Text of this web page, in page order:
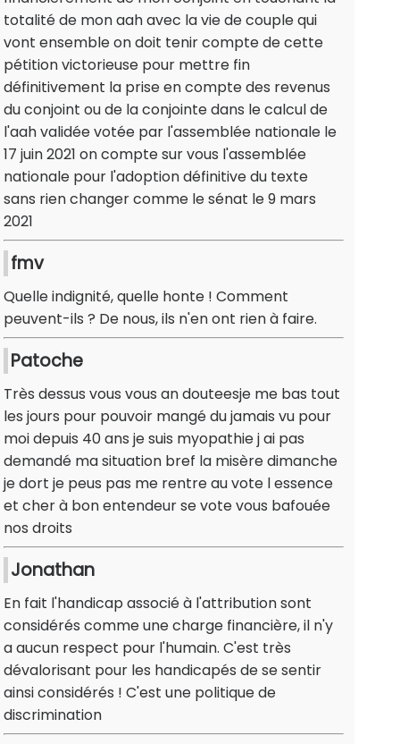
totalité de mon aah avec la vie de couple qui
vont ensemble on doit tenir compte de cette
pétition victorieuse pour mettre fin
définitivement la prise en compte des revenus
du conjoint ou de la conjointe dans le calcul de
l'aah validée votée par l'assemblée nationale le
17 juin 2021 on compte sur vous l'assemblée
nationale pour l'adoption définitive du texte
sans rien changer comme le sénat le 9 mars
2021
fmv
Quelle indignité, quelle honte ! Comment
peuvent-ils ? De nous, ils n'en ont rien à faire.
Patoche
Très dessus vous vous an douteesje me bas tout
les jours pour pouvoir mangé du jamais vu pour
moi depuis 40 ans je suis myopathie j ai pas
demandé ma situation bref la misère dimanche
je dort je peus pas me rentre au vote l essence
et cher à bon entendeur se vote vous bafouée
nos droits
Jonathan
En fait l'handicap associé à l'attribution sont
considérés comme une charge financière, il n'y
a aucun respect pour l'humain. C'est très
dévalorisant pour les handicapés de se sentir
ainsi considérés ! C'est une politique de
discrimination